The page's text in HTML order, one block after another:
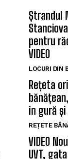
Ștrandul
pentru
VIDEO
LOCURI DIN
Rețeta
în gură
REȚETE
VIDEO
UVT,